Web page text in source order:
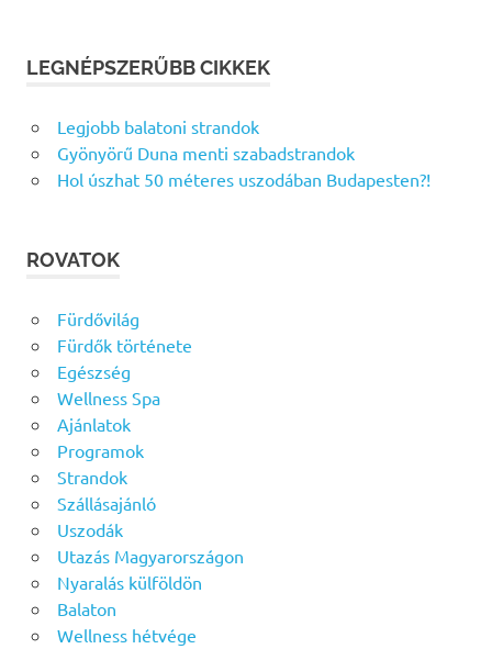
LEGNÉPSZERŰBB CIKKEK
Legjobb balatoni strandok
Gyönyörű Duna menti szabadstrandok
Hol úszhat 50 méteres uszodában Budapesten?!
ROVATOK
Fürdővilág
Fürdők története
Egészség
Wellness Spa
Ajánlatok
Programok
Strandok
Szállásajánló
Uszodák
Utazás Magyarországon
Nyaralás külföldön
Balaton
Wellness hétvége